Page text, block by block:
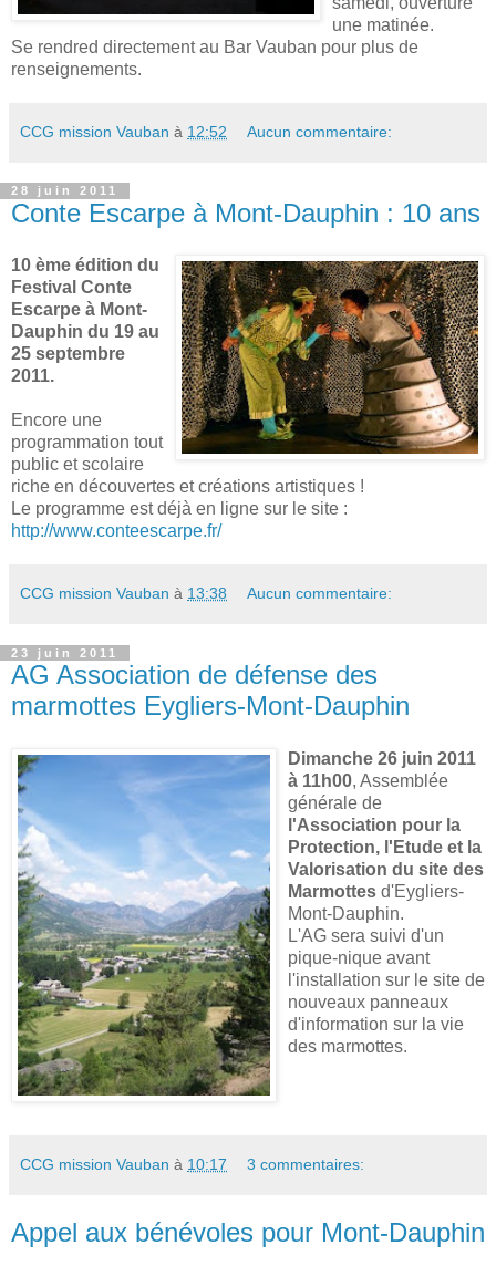
une matinée.
Se rendred directement au Bar Vauban pour plus de
renseignements.
CCG mission Vauban à 12:52 Aucun commentaire:
28 juin 2011
Conte Escarpe à Mont-Dauphin : 10 ans
10 ème édition du
Festival Conte
Escarpe à Mont-
Dauphin du 19 au
25 septembre
2011.
Encore une
programmation tout
public et scolaire
riche en découvertes et créations artistiques !
Le programme est déjà en ligne sur le site :
http://www.conteescarpe.fr/
CCG mission Vauban à 13:38 Aucun commentaire:
23 juin 2011
AG Association de défense des
marmottes Eygliers-Mont-Dauphin
Dimanche 26 juin 2011
à 11h00, Assemblée
générale de
l'Association pour la
Protection, l'Etude et la
Valorisation du site des
Marmottes d'Eygliers-
Mont-Dauphin.
L'AG sera suivi d'un
pique-nique avant
l'installation sur le site de
nouveaux panneaux
d'information sur la vie
des marmottes.
CCG mission Vauban à 10:17 3 commentaires:
Appel aux bénévoles pour Mont-Dauphin